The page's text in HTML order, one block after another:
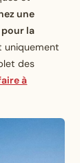
une
pour la
uniquement
des
à